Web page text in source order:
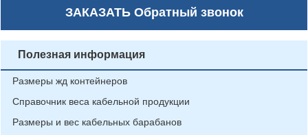
ЗАКАЗАТЬОбратный звонок
Полезная информация
Размеры жд контейнеров
Справочник веса кабельной продукции
Размеры и вес кабельных барабанов